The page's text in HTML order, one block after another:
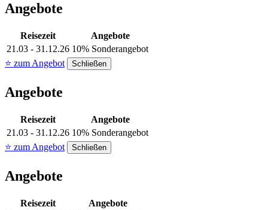
Angebote
Reisezeit
Angebote
21.03 - 31.12.26 10% Sonderangebot
⭐ zum Angebot
Schließen
Angebote
Reisezeit
Angebote
21.03 - 31.12.26 10% Sonderangebot
⭐ zum Angebot
Schließen
Angebote
Reisezeit
Angebote